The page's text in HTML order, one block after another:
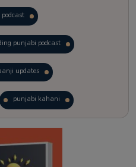
podcast
punjabi podcast
updates
punjabi kahani
story